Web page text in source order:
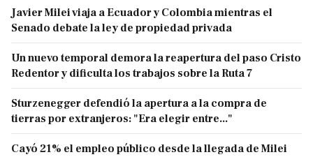
Javier Milei viaja a Ecuador y Colombia mientras el
Senado debate la ley de propiedad privada
Un nuevo temporal demora la reapertura del paso Cristo
Redentor y dificulta los trabajos sobre la Ruta 7
Sturzenegger defendió la apertura a la compra de
tierras por extranjeros: "Era elegir entre..."
Cayó 21% el empleo público desde la llegada de Milei